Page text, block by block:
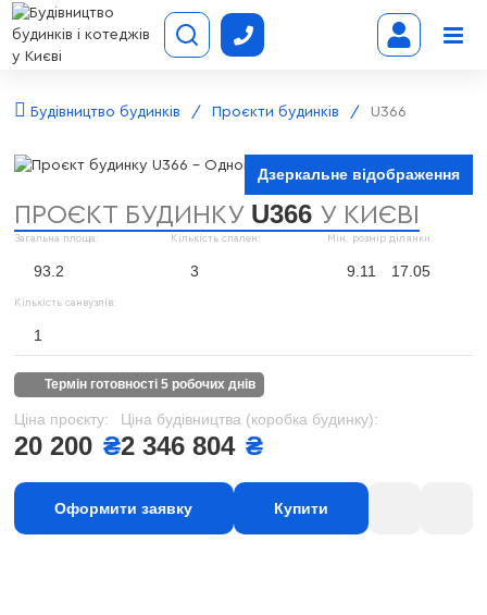
Будівництво будинків Проєкти будинків U366
Дзеркальне відображення
ПРОЄКТ БУДИНКУ U366 У КИЄВІ
Загальна площа:
93.2
Кількість спален:
3
Мін. розмір ділянки:
9.11 17.05
Кількість санвузлів:
1
термін готовності 5 робочих днів
Ціна проєкту:
20 200 ₴
Ціна будівництва (коробка будинку):
2 346 804 ₴
Оформити заявку Купити